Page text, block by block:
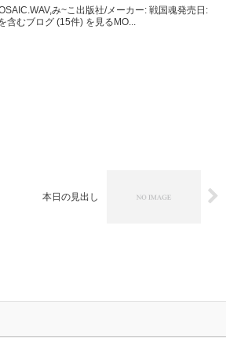
み~こ出版社/メーカー: 戦国魂発売日:
含むブログ (15件) を見るMO...
本日の見出し